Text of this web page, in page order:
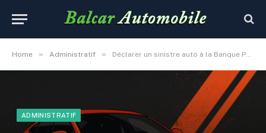
Home » Administratif » Déclarer un sinistre auto à la Banque Postale : démarches complètes, délais et erreurs à éviter en 2026
ADMINISTRATIF